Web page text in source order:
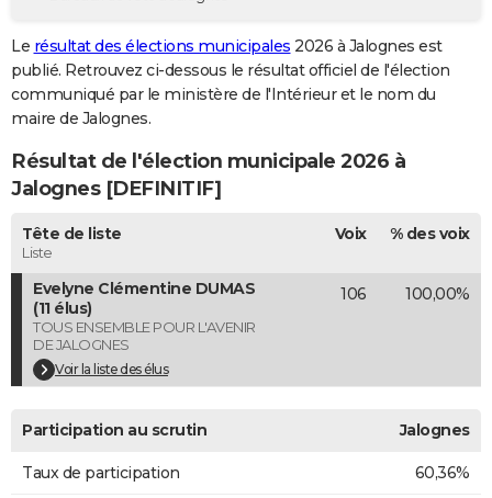
GUIDES D'ACHAT
BONS PLANS
CARTE DE VOEUX
Carte de Noël
Carte Bonne année
Carte Saint-Valentin
Carte Pâques
Carte d'anniversaire
DICTIONNAIRE
Dictionnaire
Biographies
Citations
Expressions
Proverbes
PROGRAMME TV
COPAINS D'AVANT
S'inscrire
Se connecter
Lycées
Collèges
Primaires
Universités
Entreprises
Service militaire
Avis de recherche
AVIS DE DÉCÈS
FORUM
Bricolage
Lifestyle
Culture
Sport
Auto
Television
Voyage
Cinema
Le résultat des élections municipales 2026 à Jalognes est
publié. Retrouvez ci-dessous le résultat officiel de l'élection
communiqué par le ministère de l'Intérieur et le nom du
maire de Jalognes.
Résultat de l'élection municipale 2026 à
Jalognes [DEFINITIF]
Tête de liste
Liste
Voix % des voix
Evelyne Clémentine DUMAS
(11 élus)
TOUS ENSEMBLE POUR L'AVENIR
DE JALOGNES
Voir la liste des élus
106 100,00%
Participation au scrutin Jalognes
Taux de participation 60,36%